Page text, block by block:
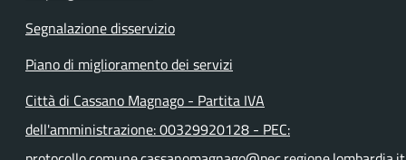
Segnalazione disservizio
Piano di miglioramento dei servizi
Città di Cassano Magnago - Partita IVA
dell'amministrazione: 00329920128 - PEC: